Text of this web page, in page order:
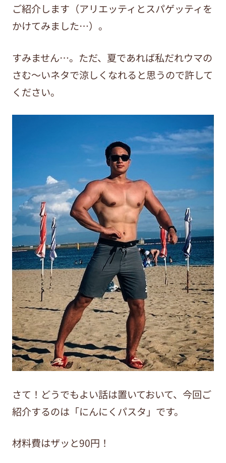
ご紹介します（アリエッティとスパゲッティを
かけてみました…）。
すみません…。ただ、夏であれば私だれウマの
さむ～いネタで涼しくなれると思うので許して
ください。
さて！どうでもよい話は置いておいて、今回ご
紹介するのは「にんにくパスタ」です。
材料費はザッと90円！